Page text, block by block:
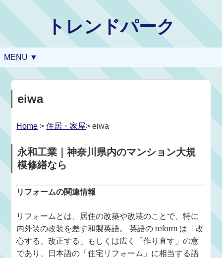
トレンドパーク
MENU ▼
eiwa
Home >住居・家屋> eiwa
永和工業｜神奈川県内のマンション大規
模修繕なら
リフォームの関連情報
リフォームとは、居住の改築や改装のことで、特に
内外装の改装を差す和製英語。 英語の reform は「改
心する、改正する」もしくは広く「作り直す」の意
であり、日本語の「住宅リフォーム」に相当する語